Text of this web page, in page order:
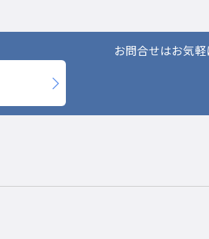
お問合せはお気軽